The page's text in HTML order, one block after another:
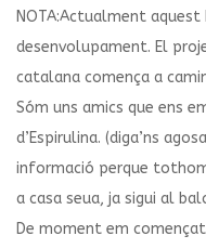
NOTA:Actualment
desenvolupament. El
catalana comença a
Sóm uns amics que ens
d’Espirulina. (diga’ns
informació perque
a casa seua, ja sigui al
De moment em